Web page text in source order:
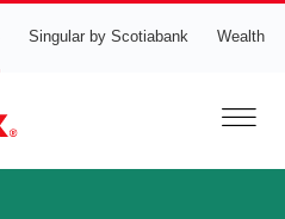
Singular by Scotiabank Wealth